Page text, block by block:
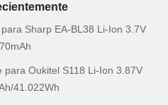
Sharp EA-BL38 Li-Ion 3.7V
para Oukitel S118 Li-Ion 3.87V
41.022Wh